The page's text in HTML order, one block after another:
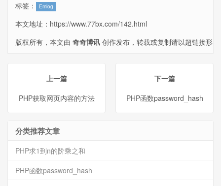
标签： Emlog
本文地址： https://www.77bx.com/142.html
版权所有，本文由 奇奇博讯 创作发布，转载或复制请以超链接形
上一篇
PHP获取网页内容的方法
下一篇
PHP函数password_hash
分类推荐文章
PHP求1到n的阶乘之和
PHP函数password_hash